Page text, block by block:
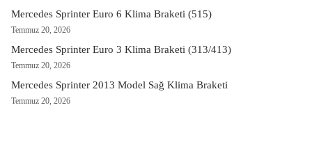
Mercedes Sprinter Euro 6 Klima Braketi (515)
Temmuz 20, 2026
Mercedes Sprinter Euro 3 Klima Braketi (313/413)
Temmuz 20, 2026
Mercedes Sprinter 2013 Model Sağ Klima Braketi
Temmuz 20, 2026